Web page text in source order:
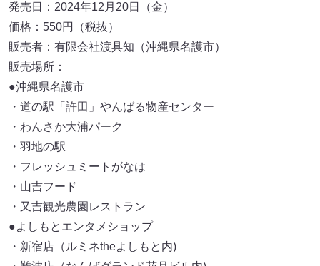
発売日：2024年12月20日（金）
価格：550円（税抜）
販売者：有限会社渡具知（沖縄県名護市）
販売場所：
●沖縄県名護市
・道の駅「許田」やんばる物産センター
・わんさか大浦パーク
・羽地の駅
・フレッシュミートがなは
・山吉フード
・又吉観光農園レストラン
●よしもとエンタメショップ
・新宿店（ルミネtheよしもと内)